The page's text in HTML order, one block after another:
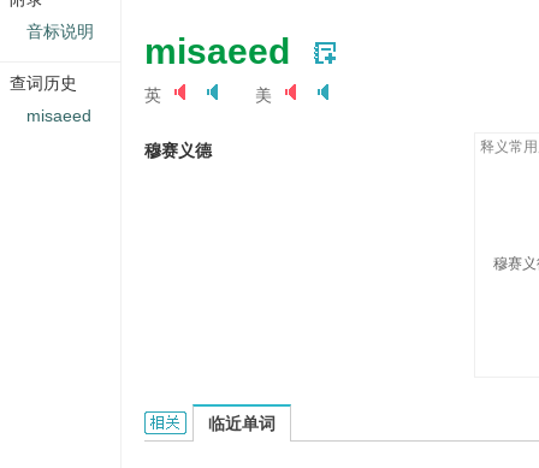
misaeed
英 美
穆赛义德 释义常
穆赛
Misaeed的相关资料：
临近单词
音标说明
查词历史
misaeed